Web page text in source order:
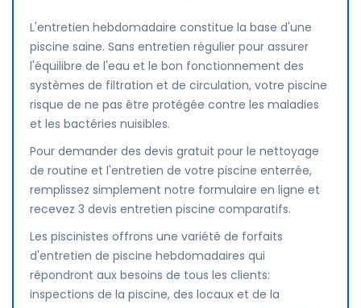
L'entretien hebdomadaire constitue la base d'une
piscine saine. Sans entretien régulier pour assurer
l'équilibre de l'eau et le bon fonctionnement des
systèmes de filtration et de circulation, votre piscine
risque de ne pas être protégée contre les maladies
et les bactéries nuisibles.
Pour demander des devis gratuit pour le nettoyage
de routine et l'entretien de votre piscine enterrée,
remplissez simplement notre formulaire en ligne et
recevez 3 devis entretien piscine comparatifs.
Les piscinistes offrons une variété de forfaits
d'entretien de piscine hebdomadaires qui
répondront aux besoins de tous les clients:
inspections de la piscine, des locaux et de la